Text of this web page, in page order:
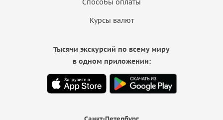
Способы оплаты
Курсы валют
Тысячи экскурсий по всему миру
в одном приложении: